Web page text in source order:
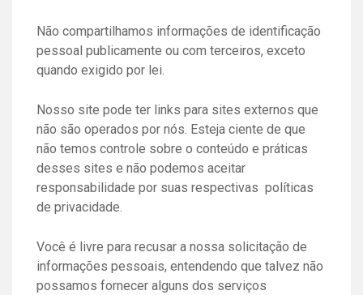
Não compartilhamos informações de identificação
pessoal publicamente ou com terceiros, exceto
quando exigido por lei.
Nosso site pode ter links para sites externos que
não são operados por nós. Esteja ciente de que
não temos controle sobre o conteúdo e práticas
desses sites e não podemos aceitar
responsabilidade por suas respectivas políticas
de privacidade.
Você é livre para recusar a nossa solicitação de
informações pessoais, entendendo que talvez não
possamos fornecer alguns dos serviços